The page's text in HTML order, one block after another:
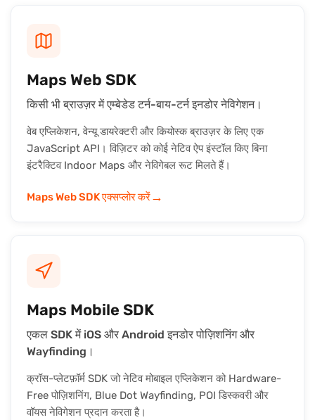
Maps Web SDK
किसी भी ब्राउज़र में एम्बेडेड टर्न-बाय-टर्न इनडोर नेविगेशन।
वेब एप्लिकेशन, वेन्यू डायरेक्टरी और कियोस्क ब्राउज़र के लिए एक
JavaScript API। विज़िटर को कोई नेटिव ऐप इंस्टॉल किए बिना
इंटरैक्टिव Indoor Maps और नेविगेबल रूट मिलते हैं।
Maps Web SDK एक्सप्लोर करें→
Maps Mobile SDK
एकल SDK में iOS और Android इनडोर पोज़िशनिंग और
Wayfinding।
क्रॉस-प्लेटफ़ॉर्म SDK जो नेटिव मोबाइल एप्लिकेशन को Hardware-
Free पोज़िशनिंग, Blue Dot Wayfinding, POI डिस्कवरी और
वॉयस नेविगेशन प्रदान करता है।